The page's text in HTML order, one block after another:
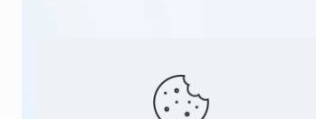
Clinique
Clinique